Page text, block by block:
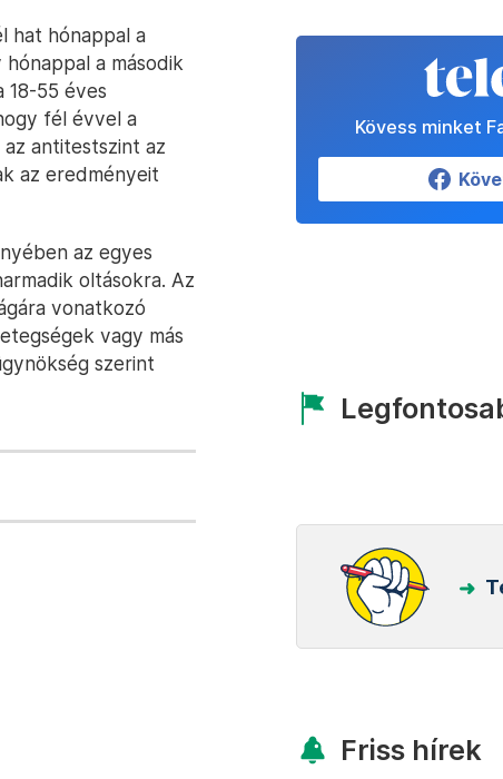
hat hónappal a
a második
18-55 éves
fél évvel a
antitestszint az
az eredményeit
az egyes
oltásokra. Az
vonatkozó
vagy más
szerint
Kövess minket
Friss hírek